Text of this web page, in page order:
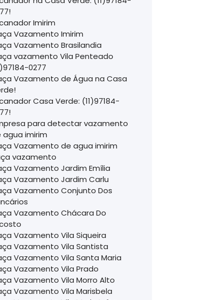
Imirim
Vazamento Imirim
Vazamento Brasilandia
vazamento Vila Penteado
0277
Vazamento de Água na Casa
Casa Verde: (11)97184-
para detectar vazamento
agua imirim
Vazamento de agua imirim
vazamento
Vazamento Jardim Emília
Vazamento Jardim Carlu
Vazamento Conjunto Dos
Vazamento Chácara Do
Vazamento Vila Siqueira
Vazamento Vila Santista
Vazamento Vila Santa Maria
Vazamento Vila Prado
Vazamento Vila Morro Alto
Vazamento Vila Marisbela